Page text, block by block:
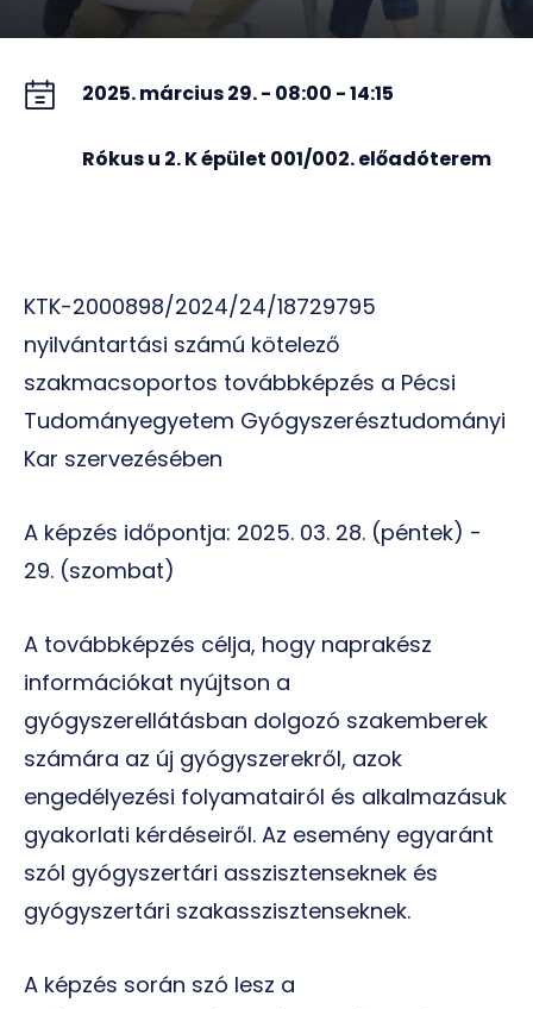
2025. március 29. - 08:00 - 14:15
Rókus u 2. K épület 001/002. előadóterem
KTK-2000898/2024/24/18729795
nyilvántartási számú kötelező
szakmacsoportos továbbképzés a Pécsi
Tudományegyetem Gyógyszerésztudományi
Kar szervezésében
A képzés időpontja: 2025. 03. 28. (péntek) -
29. (szombat)
A továbbképzés célja, hogy naprakész
információkat nyújtson a
gyógyszerellátásban dolgozó szakemberek
számára az új gyógyszerekről, azok
engedélyezési folyamatairól és alkalmazásuk
gyakorlati kérdéseiről. Az esemény egyaránt
szól gyógyszertári asszisztenseknek és
gyógyszertári szakasszisztenseknek.
A képzés során szó lesz a